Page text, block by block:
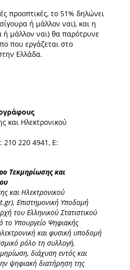
προοπτικές, το 51% δηλώνει
ή μάλλον ναι), και η
ή μάλλον ναι) θα παρότρυνε
που εργάζεται στο
Ελλάδα.
και Ηλεκτρονικού
220 4941, E:
Τεκμηρίωσης και
και Ηλεκτρονικού
Επιστημονική Υποδομή
του Ελληνικού Στατιστικού
το Υπουργείο Ψηφιακής
και φυσική υποδομή
ρόλο τη συλλογή,
διάχυση εντός και
ψηφιακή διατήρηση της